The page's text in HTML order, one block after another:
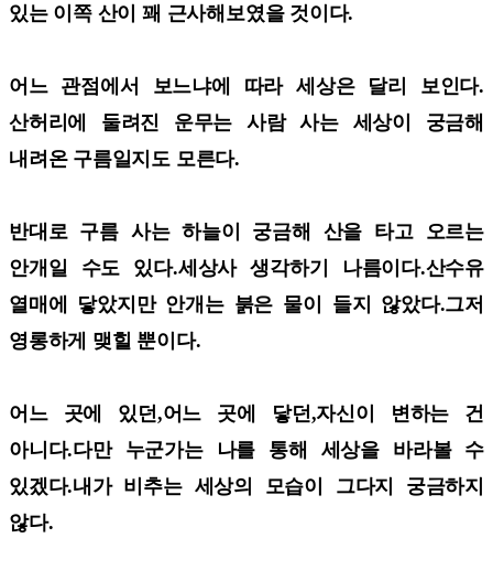
있는 이쪽 산이 꽤 근사해보였을 것이다.
어느 관점에서 보느냐에 따라 세상은 달리 보인다.
산허리에 둘려진 운무는 사람 사는 세상이 궁금해
내려온 구름일지도 모른다.
반대로 구름 사는 하늘이 궁금해 산을 타고 오르는
안개일 수도 있다.세상사 생각하기 나름이다.산수유
열매에 닿았지만 안개는 붉은 물이 들지 않았다.그저
영롱하게 맺힐 뿐이다.
어느 곳에 있던,어느 곳에 닿던,자신이 변하는 건
아니다.다만 누군가는 나를 통해 세상을 바라볼 수
있겠다.내가 비추는 세상의 모습이 그다지 궁금하지
않다.